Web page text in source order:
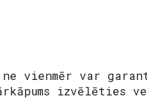
vienmēr var
izvēlēties